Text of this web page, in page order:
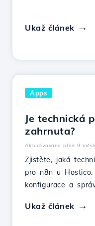
Ukaž článek
Apps
Je technická
zahrnuta?
Aktualizováno před 9
Zjistěte, jaká
pro n8n u
konfigurace a
Ukaž článek